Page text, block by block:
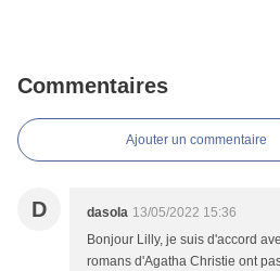
Commentaires
Ajouter un commentaire
D dasola 13/05/2022 15:36
Bonjour Lilly, je suis d'accord
romans d'Agatha Christie ont